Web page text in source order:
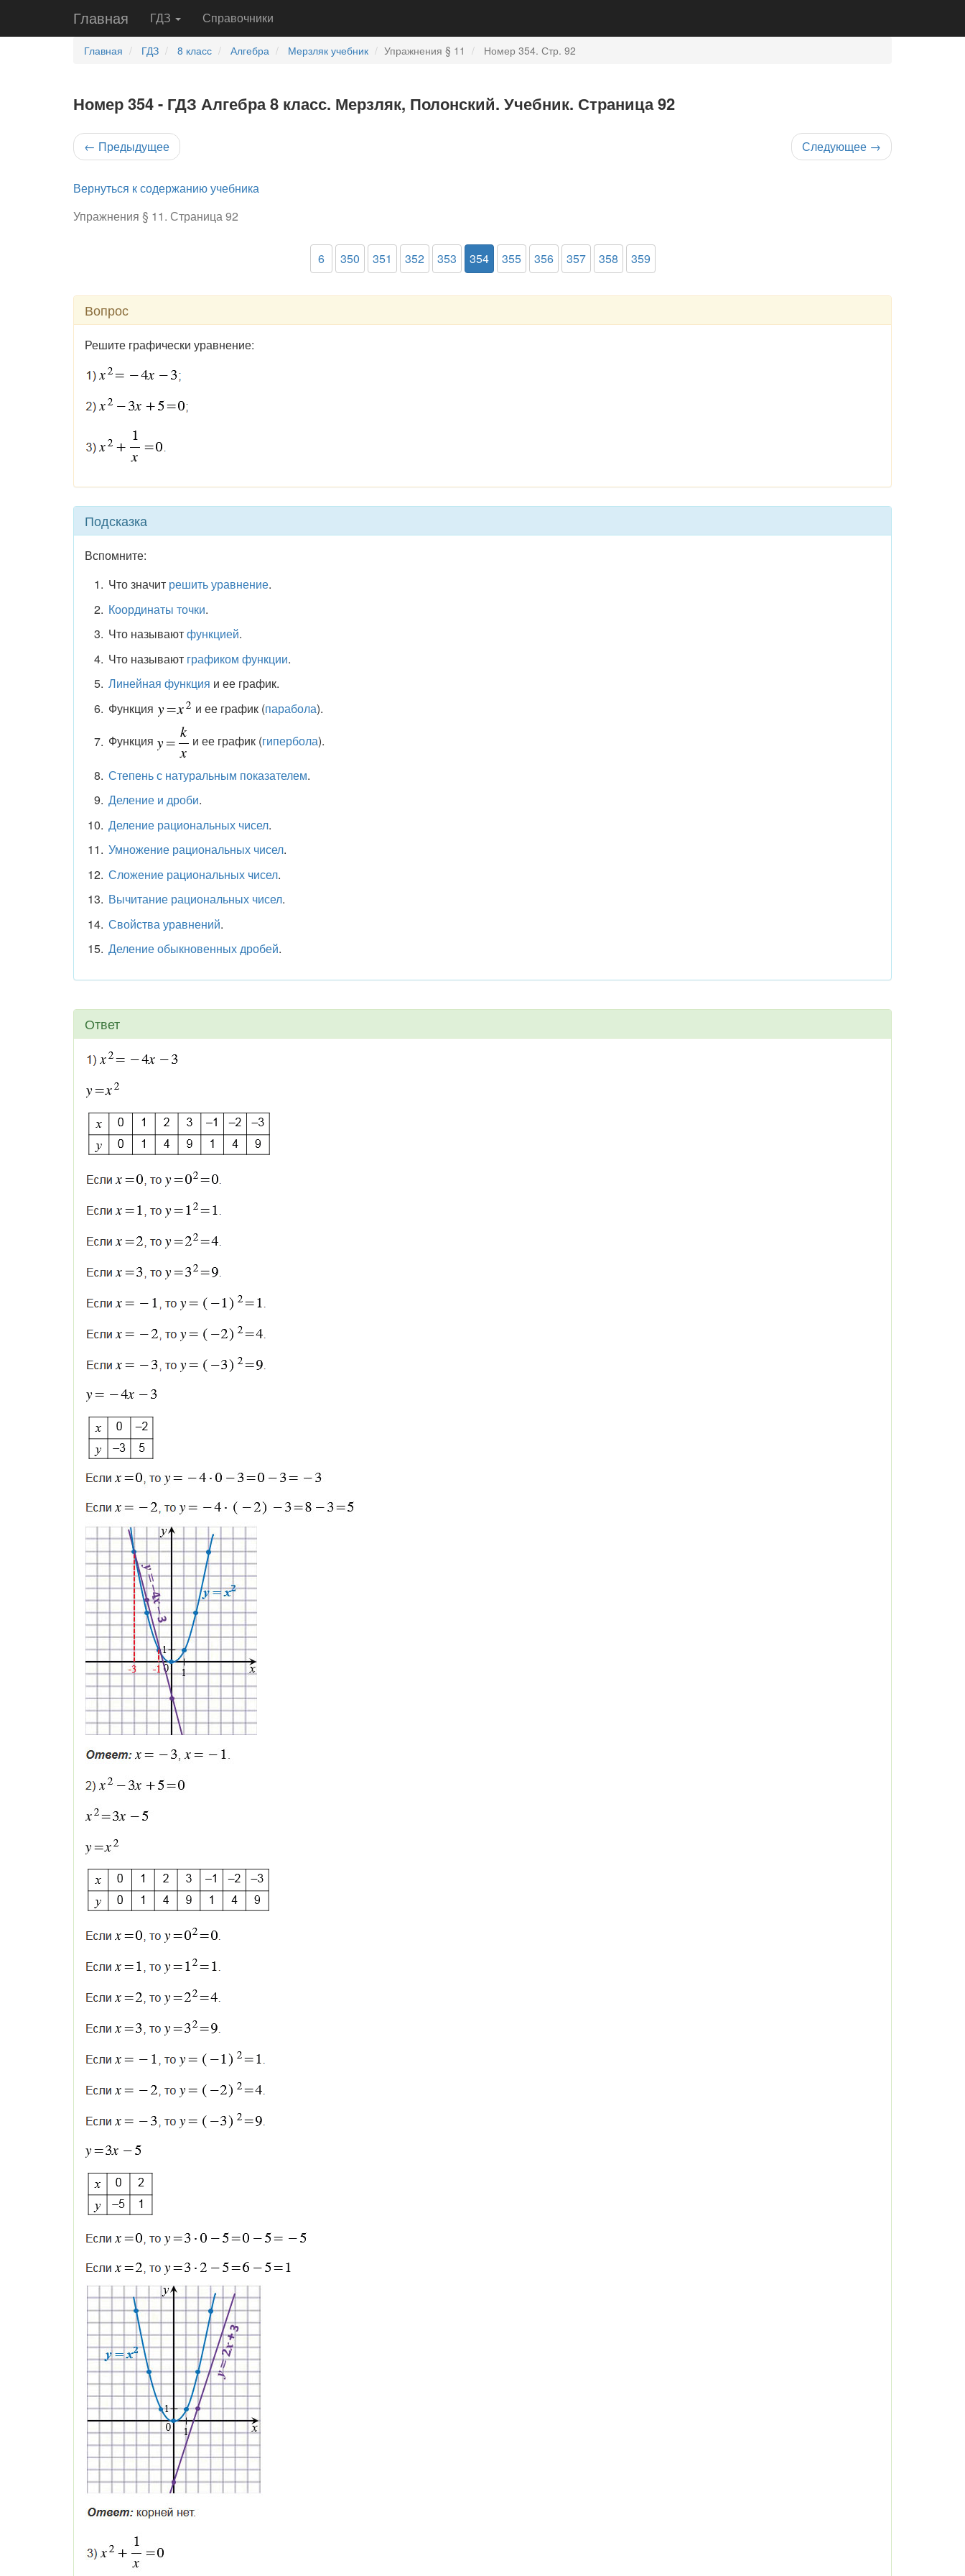
Главная ГДЗ Справочники
Главная ГДЗ 8 класс Алгебра Мерзляк учебник Упражнения § 11 Номер 354. Стр. 92
Номер 354 - ГДЗ Алгебра 8 класс. Мерзляк, Полонский. Учебник. Страница 92
← Предыдущее Следующее →
Вернуться к содержанию учебника
Упражнения § 11. Страница 92
6 350 351 352 353 354 355 356 357 358 359
Вопрос
Решите графически уравнение:
Подсказка
Вспомните:
Что значит решить уравнение.
Координаты точки.
Что называютфункцией.
Что называют графиком функции.
Линейная функция и ее график.
Функция
и ее график (парабола).
Функция
и ее график (гипербола).
Степень с натуральным показателем.
Деление и дроби.
Деление рациональных чисел.
Умножение рациональных чисел.
Сложение рациональных чисел.
Вычитание рациональных чисел.
Свойства уравнений.
Деление обыкновенных дробей.
Ответ